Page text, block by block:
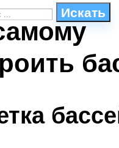
Искать
ДЛЯ ДЕТЕЙ
БАССЕЙНОВ